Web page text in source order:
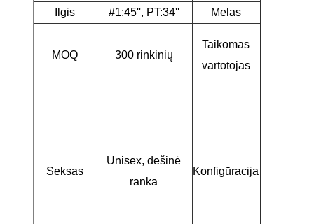
Ilgis #1:45'', PT:34'' Melas
MOQ 300 rinkinių
Taikomas
vartotojas
Seksas
Unisex, dešinė
ranka
Konfigūracija